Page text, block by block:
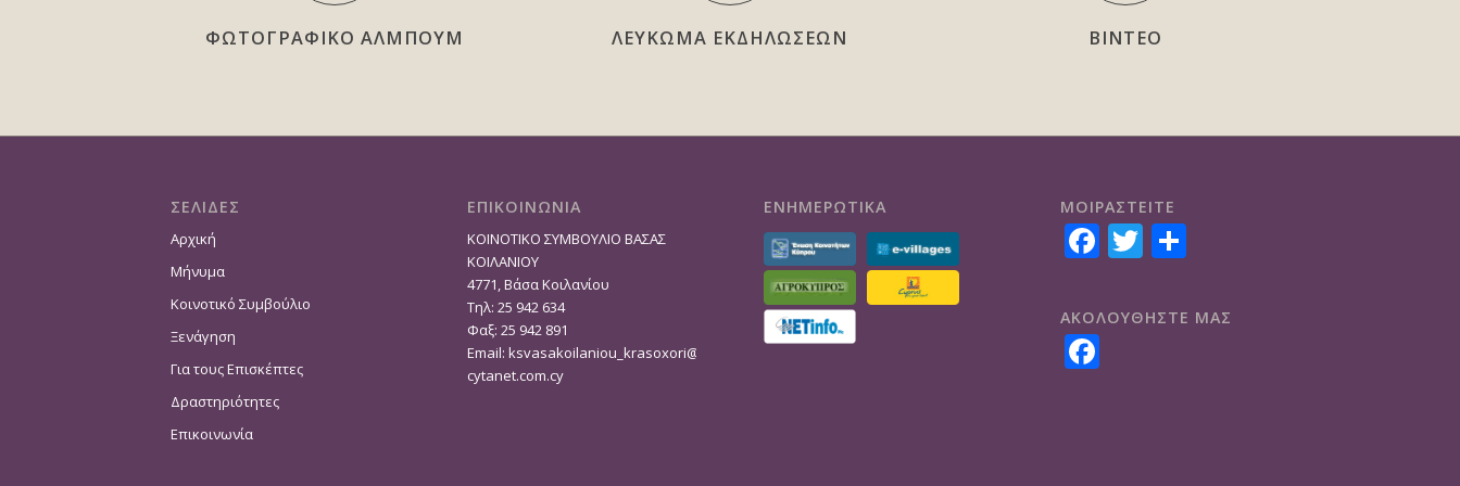
ΦΩΤΟΓΡΑΦΙΚΟ ΑΛΜΠΟΥΜ ΛΕΥΚΩΜΑ ΕΚΔΗΛΩΣΕΩΝ ΒΙΝΤΕΟ
ΣΕΛΙΔΕΣ
Αρχική
Μήνυμα
Κοινοτικό Συμβούλιο
Ξενάγηση
Για τους Επισκέπτες
Δραστηριότητες
Επικοινωνία
ΕΠΙΚΟΙΝΩΝΙΑ
ΚΟΙΝΟΤΙΚΟ ΣΥΜΒΟΥΛΙΟ ΒΑΣΑΣ
ΚΟΙΛΑΝΙΟΥ
4771, Βάσα Κοιλανίου
Τηλ: 25 942 634
Φαξ: 25 942 891
Email: ksvasakoilaniou_krasoxori@
cytanet.com.cy
ΕΝΗΜΕΡΩΤΙΚΑ ΜΟΙΡΑΣTEITE
Facebook
Twitter
Share
ΑΚΟΛΟΥΘΗΣΤΕ ΜΑΣ
Facebook